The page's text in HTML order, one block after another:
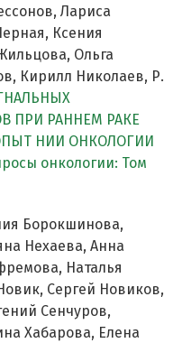
Лариса
Ксения
Ольга
Кирилл Николаев, Р.
ПРИ РАННЕМ РАКЕ
НИИ ОНКОЛОГИИ
онкологии: Том
Борокшинова,
Нехаева, Анна
Наталья
Сергей Новиков,
Сенчуров,
Хабарова, Елена